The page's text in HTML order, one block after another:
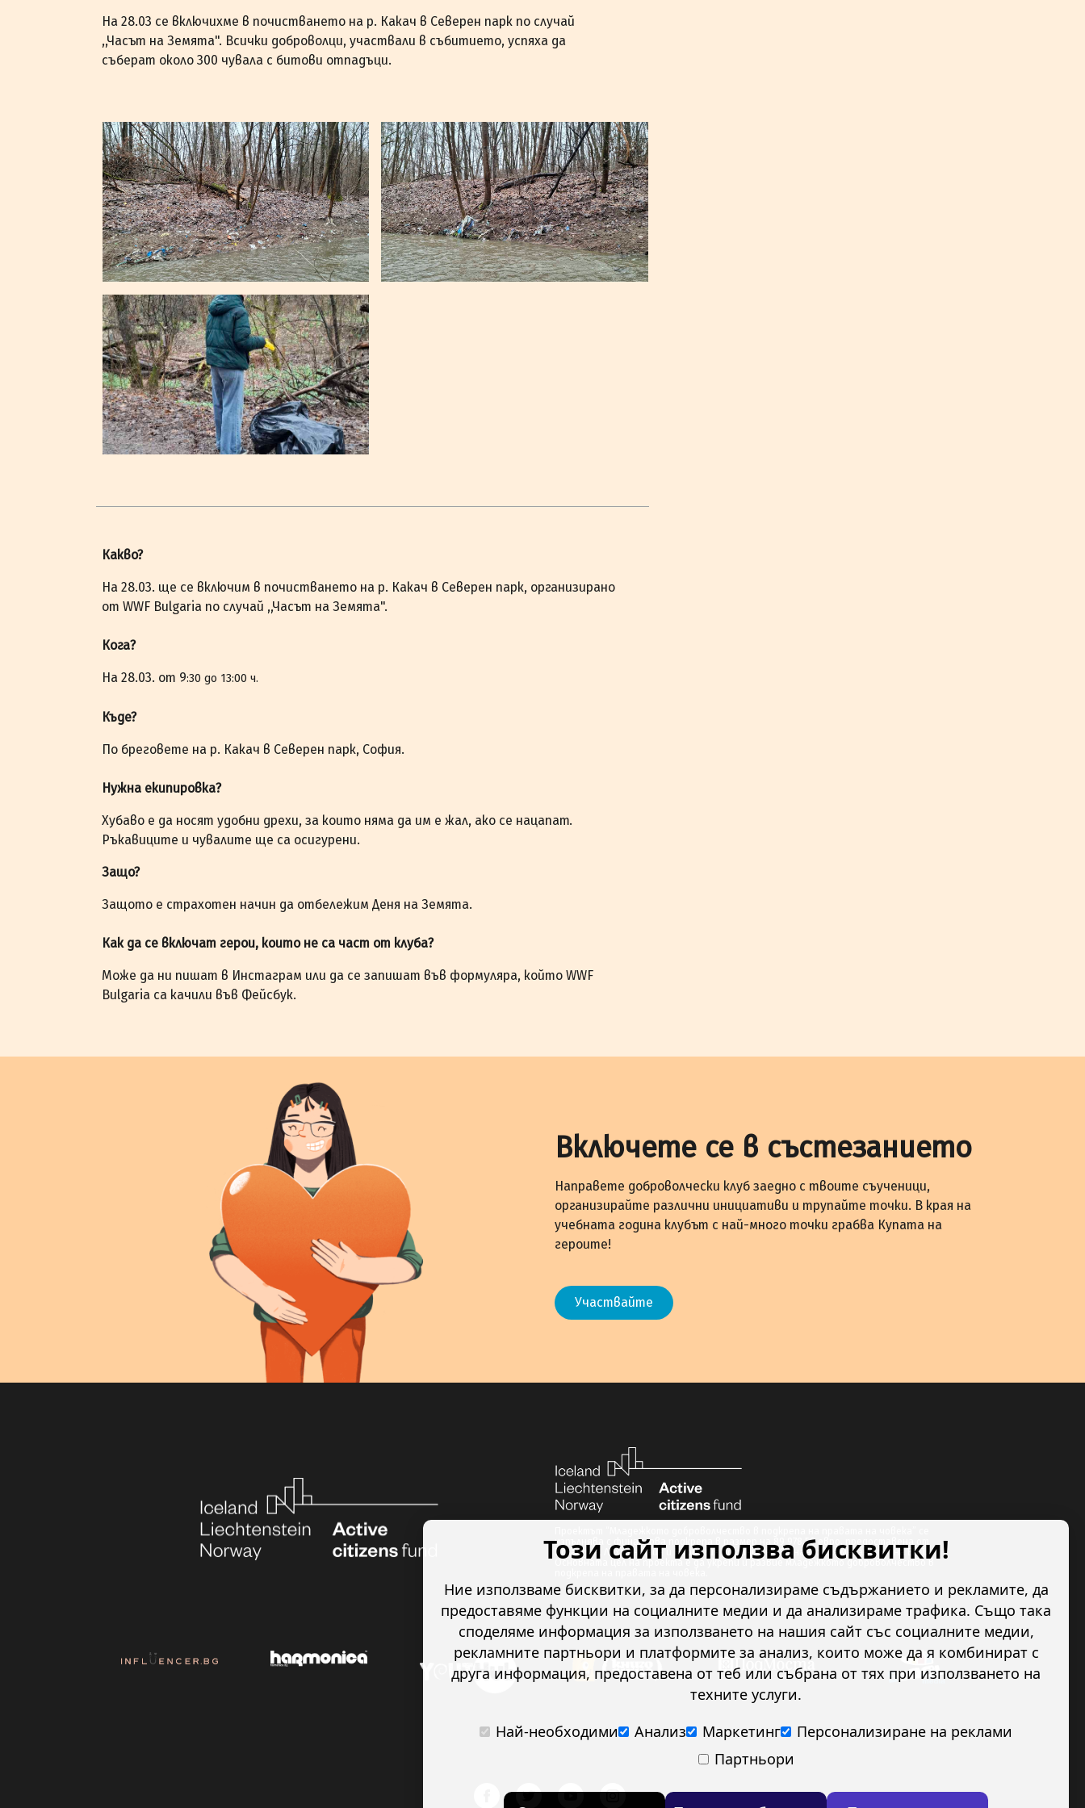
На 28.03 се включихме в почистването на р. Какач в Северен парк по случай
,,Часът на Земята". Всички доброволци, участвали в събитието, успяха да
съберат около 300 чувала с битови отпадъци.
Какво?
На 28.03. ще се включим в почистването на р. Какач в Северен парк, организирано
от WWF Bulgaria по случай ,,Часът на Земята".
Кога?
На 28.03. от 9:30 до 13:00 ч.
Къде?
По бреговете на р. Какач в Северен парк, София.
Нужна екипировка?
Хубаво е да носят удобни дрехи, за които няма да им е жал, ако се нацапат.
Ръкавиците и чувалите ще са осигурени.
Защо?
Защото е страхотен начин да отбележим Деня на Земята.
Как да се включат герои, които не са част от клуба?
Може да ни пишат в Инстаграм или да се запишат във формуляра, който WWF
Bulgaria са качили във Фейсбук.
Включете се в състезанието
Направете доброволчески клуб заедно с твоите съученици,
организирайте различни инициативи и трупайте точки. В края на
учебната година клубът с най-много точки грабва Купата на
героите!
Участвайте
изпълнява с финансова подкрепа в размер на 89 978.50 евро, предоставена от
Исландия, Лихтенщайн и Норвегия по линия на Финансовия механизъм на ЕИП.
Основната цел на проекта е да укрепи и развие младежкото доброволчество в
Този сайт използва бисквитки!
Ние използваме бисквитки, за да персонализираме съдържанието и рекламите, да
предоставяме функции на социалните медии и да анализираме трафика. Също така
споделяме информация за използването на нашия сайт със социалните медии,
рекламните партньори и платформите за анализ, които може да я комбинират с
друга информация, предоставена от теб или събрана от тях при използването на
техните услуги.
Най-необходими
Анализ Маркетинг
Персонализиране на реклами
Партньори